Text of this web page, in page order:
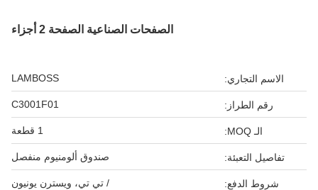
الصفحات الصناعية الصفحة 2 أجزاء
الاسم التجاري: LAMBOSS
رقم الطراز: C3001F01
الـ MOQ: 1 قطعة
تفاصيل التعبئة: صندوق ألومنيوم منفصل
شروط الدفع: / تي تي، ويسترن يونيون